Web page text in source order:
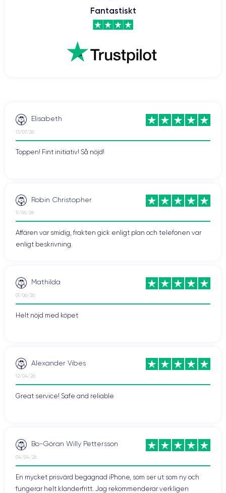
Fantastiskt
Elisabeth
13/07/26
Toppen! Fint initiativ! Så nöjd!
Robin Christopher
11/06/26
Affären var smidig, frakten gick enligt plan och telefonen var
enligt beskrivning.
Mathilda
01/06/26
Helt nöjd med köpet
Alexander Vibes
12/04/26
Great service! Safe and reliable
Bo-Göran Willy Pettersson
04/04/26
En mycket prisvärd begagnad iPhone, som ser ut som ny och
fungerar helt klanderfritt. Jag rekommenderar verkligen